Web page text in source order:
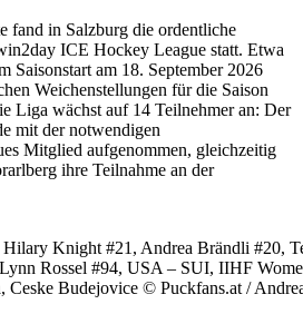
fand in Salzburg die ordentliche
ICE Hockey League statt. Etwa
Saisonstart am 18. September 2026
Weichenstellungen für die Saison
Liga wächst auf 14 Teilnehmer an: Der
mit der notwendigen
Mitglied aufgenommen, gleichzeitig
ihre Teilnahme an der
Knight #21, Andrea Brändli #20,
Rossel #94, USA – SUI, IIHF
Ceske Budejovice © Puckfans.at /